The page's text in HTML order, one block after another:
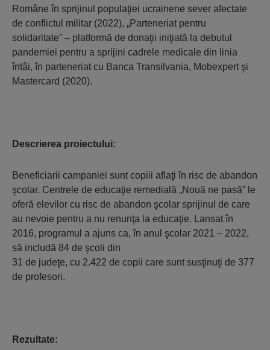
Române în sprijinul populaţiei ucrainene sever afectate
de conflictul militar (2022), „Parteneriat pentru
solidaritate” – platformă de donaţii iniţiată la debutul
pandemiei pentru a sprijini cadrele medicale din linia
întâi, în parteneriat cu Banca Transilvania, Mobexpert şi
Mastercard (2020).
Descrierea proiectului:
Beneficiarii campaniei sunt copiii aflaţi în risc de abandon
şcolar. Centrele de educaţie remedială „Nouă ne pasă” le
oferă elevilor cu risc de abandon şcolar sprijinul de care
au nevoie pentru a nu renunţa la educaţie. Lansat în
2016, programul a ajuns ca, în anul şcolar 2021 – 2022,
să includă 84 de şcoli din
31 de judeţe, cu 2.422 de copii care sunt susţinuţi de 377
de profesori.
Rezultate: